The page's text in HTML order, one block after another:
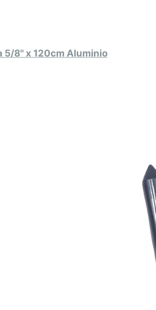
5/8" x 120cm Aluminio